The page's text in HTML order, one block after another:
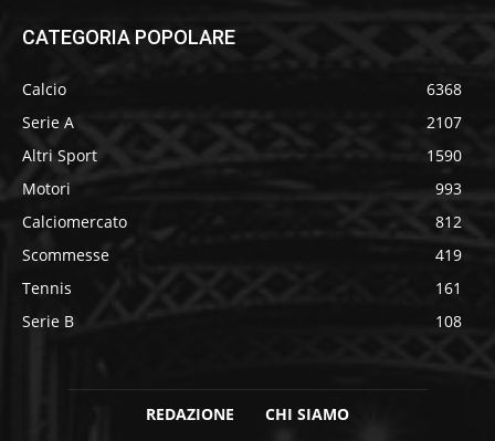
CATEGORIA POPOLARE
Calcio
6368
Serie A
2107
Altri Sport
1590
Motori
993
Calciomercato
812
Scommesse
419
Tennis
161
Serie B
108
REDAZIONE CHI SIAMO